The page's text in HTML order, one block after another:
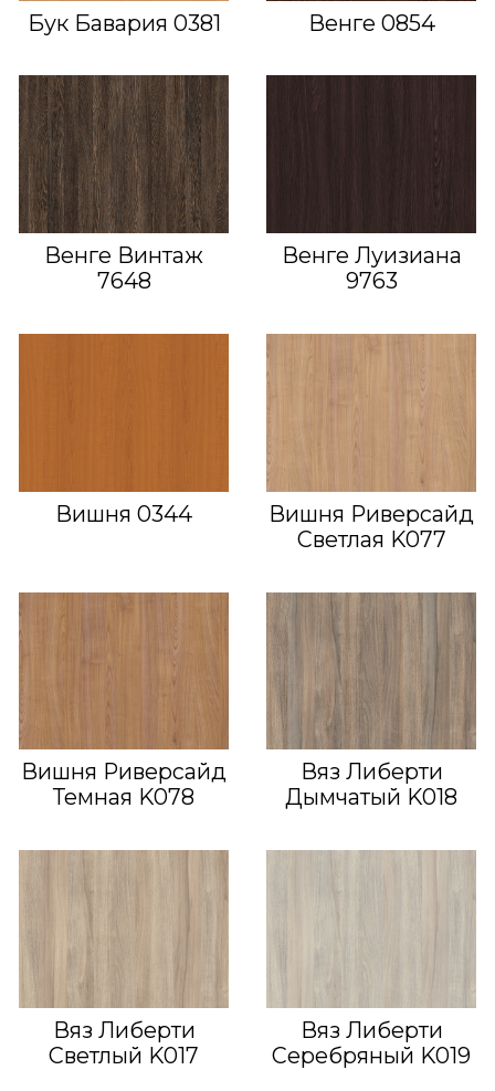
Бук Бавария 0381 Венге 0854
Венге Винтаж
7648
Венге Луизиана
9763
Вишня 0344
Вишня Риверсайд
Светлая K077
Вишня Риверсайд
Темная K078
Вяз Либерти
Дымчатый K018
Вяз Либерти
Светлый K017
Вяз Либерти
Серебряный K019